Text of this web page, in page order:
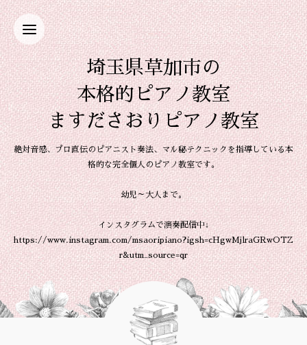
埼玉県草加市の
本格的ピアノ教室
ますださおりピアノ教室
絶対音感、プロ直伝のピアニスト奏法、マル秘テクニックを指導している本
格的な完全個人のピアノ教室です。
幼児～大人まで。
インスタグラムで演奏配信中↓
https://www.instagram.com/msaoripiano?igsh=cHgwMjlraGRwOTZ
r&utm_source=qr